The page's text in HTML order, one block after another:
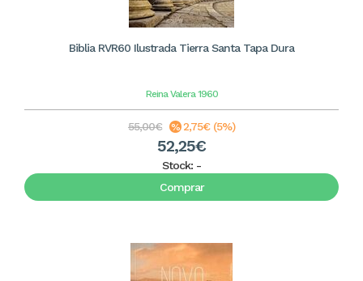
Biblia RVR60 Ilustrada Tierra Santa Tapa Dura
Reina Valera 1960
55,00€ 2,75€ (5%)
52,25€
Stock: -
Comprar